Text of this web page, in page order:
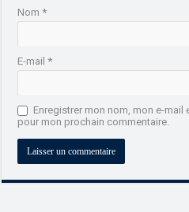
Nom*
E-mail*
Enregistrer mon nom, mon e-
pour mon prochain commentaire.